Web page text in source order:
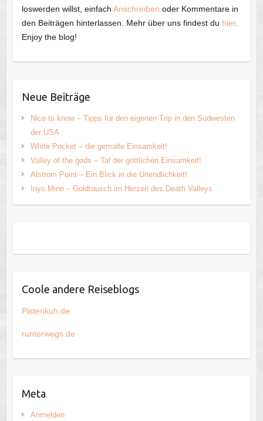
loswerden willst, einfach Anschreiben oder Kommentare in
den Beiträgen hinterlassen. Mehr über uns findest du hier.
Enjoy the blog!
Neue Beiträge
Nice to know – Tipps für den eigenen Trip in den Südwesten
der USA
White Pocket – die gemalte Einsamkeit!
Valley of the gods – Tal der göttlichen Einsamkeit!
Alstrom Point – Ein Blick in die Unendlichkeit!
Inyo Mine – Goldrausch im Herzen des Death Valleys
Coole andere Reiseblogs
Pistenkuh.de
runterwegs.de
Meta
Anmelden